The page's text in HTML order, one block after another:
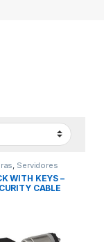
, Servidores
WITH KEYS –
CABLE